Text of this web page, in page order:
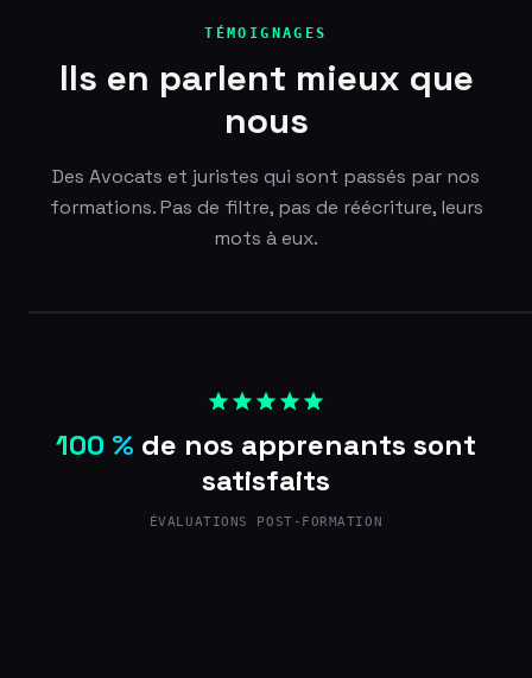
TÉMOIGNAGES
Ils en parlent mieux que
nous
Des Avocats et juristes qui sont passés par nos
formations. Pas de filtre, pas de réécriture, leurs
mots à eux.
100 % de nos apprenants sont
satisfaits
ÉVALUATIONS POST-FORMATION